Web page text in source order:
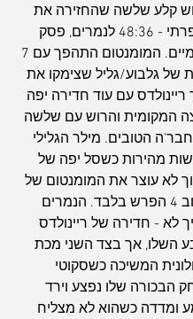
קלע שלשה שהחזירה את
הפער הדו ספרתי - 48:36 לנמרים, פסק
של גלבוע/גליל שצימקו את
ל-5 אך ריינולדס עם עוד חדירה יפה
המקומית והרוש עם שלשה
53:43 לחבר'ה הטובים. מילר הגלילי
ב-2 שלשות מהירות כשסל יפה של
לא עוצר את המומנטום של
המקומיים, שוב 4 הפרש בלבד. הנמרים
לא - חדירה של ריינולדס
השלו, אך בצד השני מכת
המשיכה כשסקוטי
הבכורה שלו נפצע וירד
ומדדה כשהוא לא מצליח